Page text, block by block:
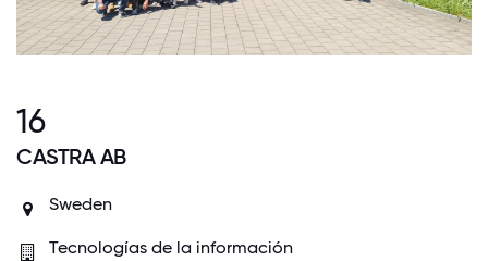
16
CASTRA AB
Sweden
Tecnologías de la información